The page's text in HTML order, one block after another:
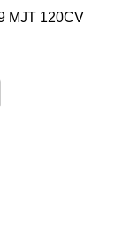
MJT 120CV